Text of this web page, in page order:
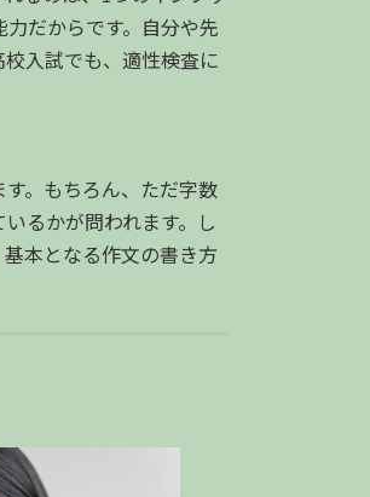
だからです。自分や先
入試でも、適性検査に
。もちろん、ただ字数
るかが問われます。し
本となる作文の書き方